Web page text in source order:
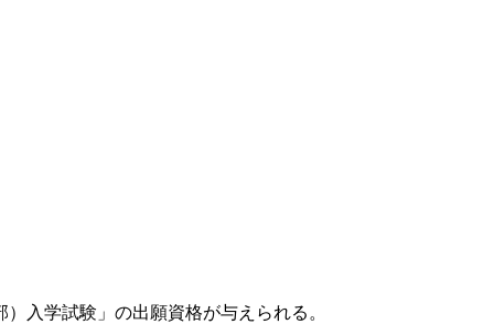
入学試験」の出願資格が与えられる。